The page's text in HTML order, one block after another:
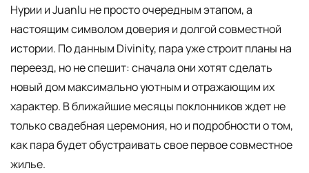
Нурии и Juanlu не просто очередным этапом, а
настоящим символом доверия и долгой совместной
истории. По данным Divinity, пара уже строит планы на
переезд, но не спешит: сначала они хотят сделать
новый дом максимально уютным и отражающим их
характер. В ближайшие месяцы поклонников ждет не
только свадебная церемония, но и подробности о том,
как пара будет обустраивать свое первое совместное
жилье.